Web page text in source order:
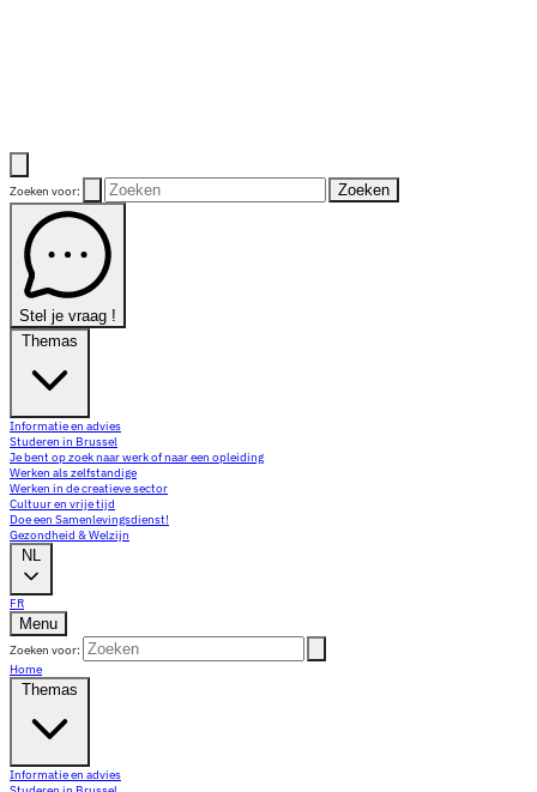
Zoeken voor: Zoeken
Stel je vraag !
Themas
Informatie en advies
Studeren in Brussel
Je bent op zoek naar werk of naar een opleiding
Werken als zelfstandige
Werken in de creatieve sector
Cultuur en vrije tijd
Doe een Samenlevingsdienst!
Gezondheid & Welzijn
NL
FR
Menu
Zoeken voor:
Home
Themas
Informatie en advies